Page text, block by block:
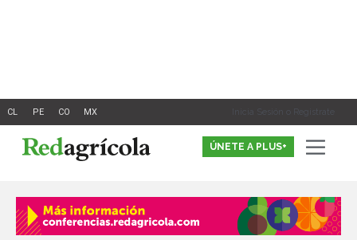
Inicia Sesión o Registrate
ÚNETE A PLUS+